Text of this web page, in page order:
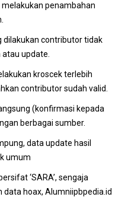
penambahan
dilakukan contributor tidak
update.
kroscek terlebih
contributor sudah valid.
(konfirmasi kepada
berbagai sumber.
data update hasil
umum
‘SARA’, sengaja
hoax, Alumniipbpedia.id